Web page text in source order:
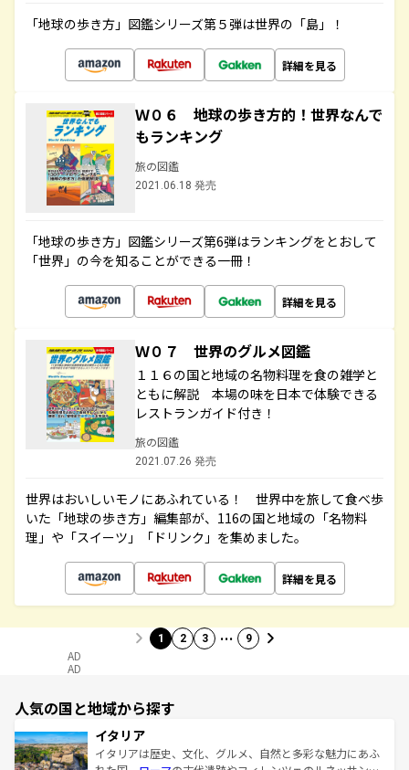
「地球の歩き方」図鑑シリーズ第５弾は世界の「島」！
詳細を見る
Ｗ０６ 地球の歩き方的！世界なんで
もランキング
旅の図鑑
2021.06.18 発売
「地球の歩き方」図鑑シリーズ第6弾はランキングをとおして
「世界」の今を知ることができる一冊！
詳細を見る
Ｗ０７ 世界のグルメ図鑑
１１６の国と地域の名物料理を食の雑学と
ともに解説 本場の味を日本で体験できる
レストランガイド付き！
旅の図鑑
2021.07.26 発売
世界はおいしいモノにあふれている！ 世界中を旅して食べ歩
いた「地球の歩き方」編集部が、116の国と地域の「名物料
理」や「スイーツ」「ドリンク」を集めました。
詳細を見る
1 2 3 … 9
AD
AD
人気の国と地域から探す
イタリア
イタリアは歴史、文化、グルメ、自然と多彩な魅力にあふ